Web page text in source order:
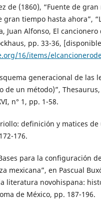
de (1860), “Fuente de gran
gran tiempo hasta ahora”,
Juan Alfonso, El cancionero
pp. 33-36,
16/items/
generacional de las
de un método)”,
n° 1, pp. 1-58.
definición y matices
176.
para la configuración
mexicana”, en Pascual
literatura novohispana:
de México, pp. 187-196.